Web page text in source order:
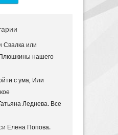
Свалка или
нашего
с ума, Или
Леднева. Все
Елена Попова.